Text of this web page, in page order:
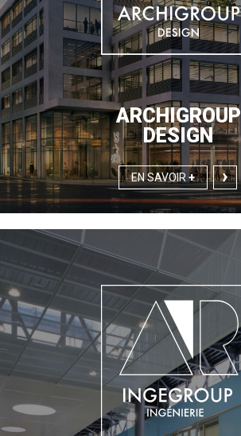
ARCHIGROUP
DESIGN
EN SAVOIR+